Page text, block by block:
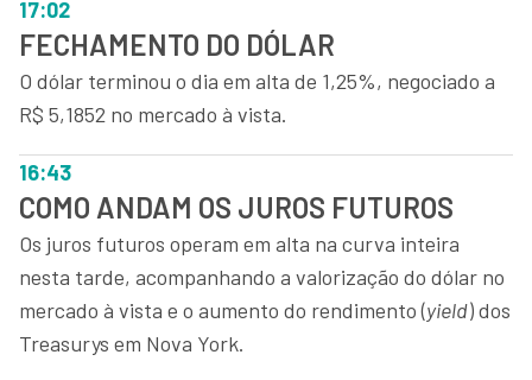
17:02
FECHAMENTO DO DÓLAR
O dólar terminou o dia em alta de 1,25%, negociado a
R$ 5,1852 no mercado à vista.
16:43
COMO ANDAM OS JUROS FUTUROS
Os juros futuros operam em alta na curva inteira
nesta tarde, acompanhando a valorização do dólar no
mercado à vista e o aumento do rendimento (yield) dos
Treasurys em Nova York.